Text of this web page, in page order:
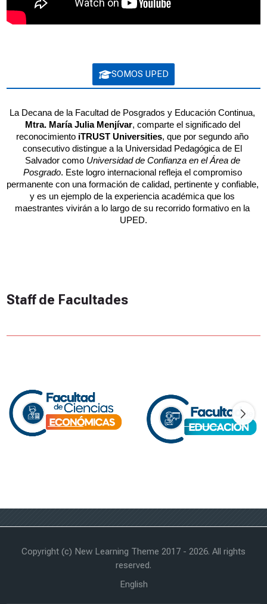
SOMOS UPED
Mtra. María Julia Menjívar, comparte el significado del
reconocimiento iTRUST Universities, que por segundo año
consecutivo distingue a la Universidad Pedagógica de El
Salvador como Universidad de Confianza en el Área de
Posgrado. Este logro internacional refleja el compromiso
permanente con una formación de calidad, pertinente y confiable,
y es un ejemplo de la experiencia académica que los
maestrantes vivirán a lo largo de su recorrido formativo en la
UPED.
Staff de Facultades
Copyright (c) New Learning Theme 2017 - 2026. All rights
reserved.
English